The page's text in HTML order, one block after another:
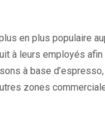
en plus populaire
à leurs employés
à base
zones